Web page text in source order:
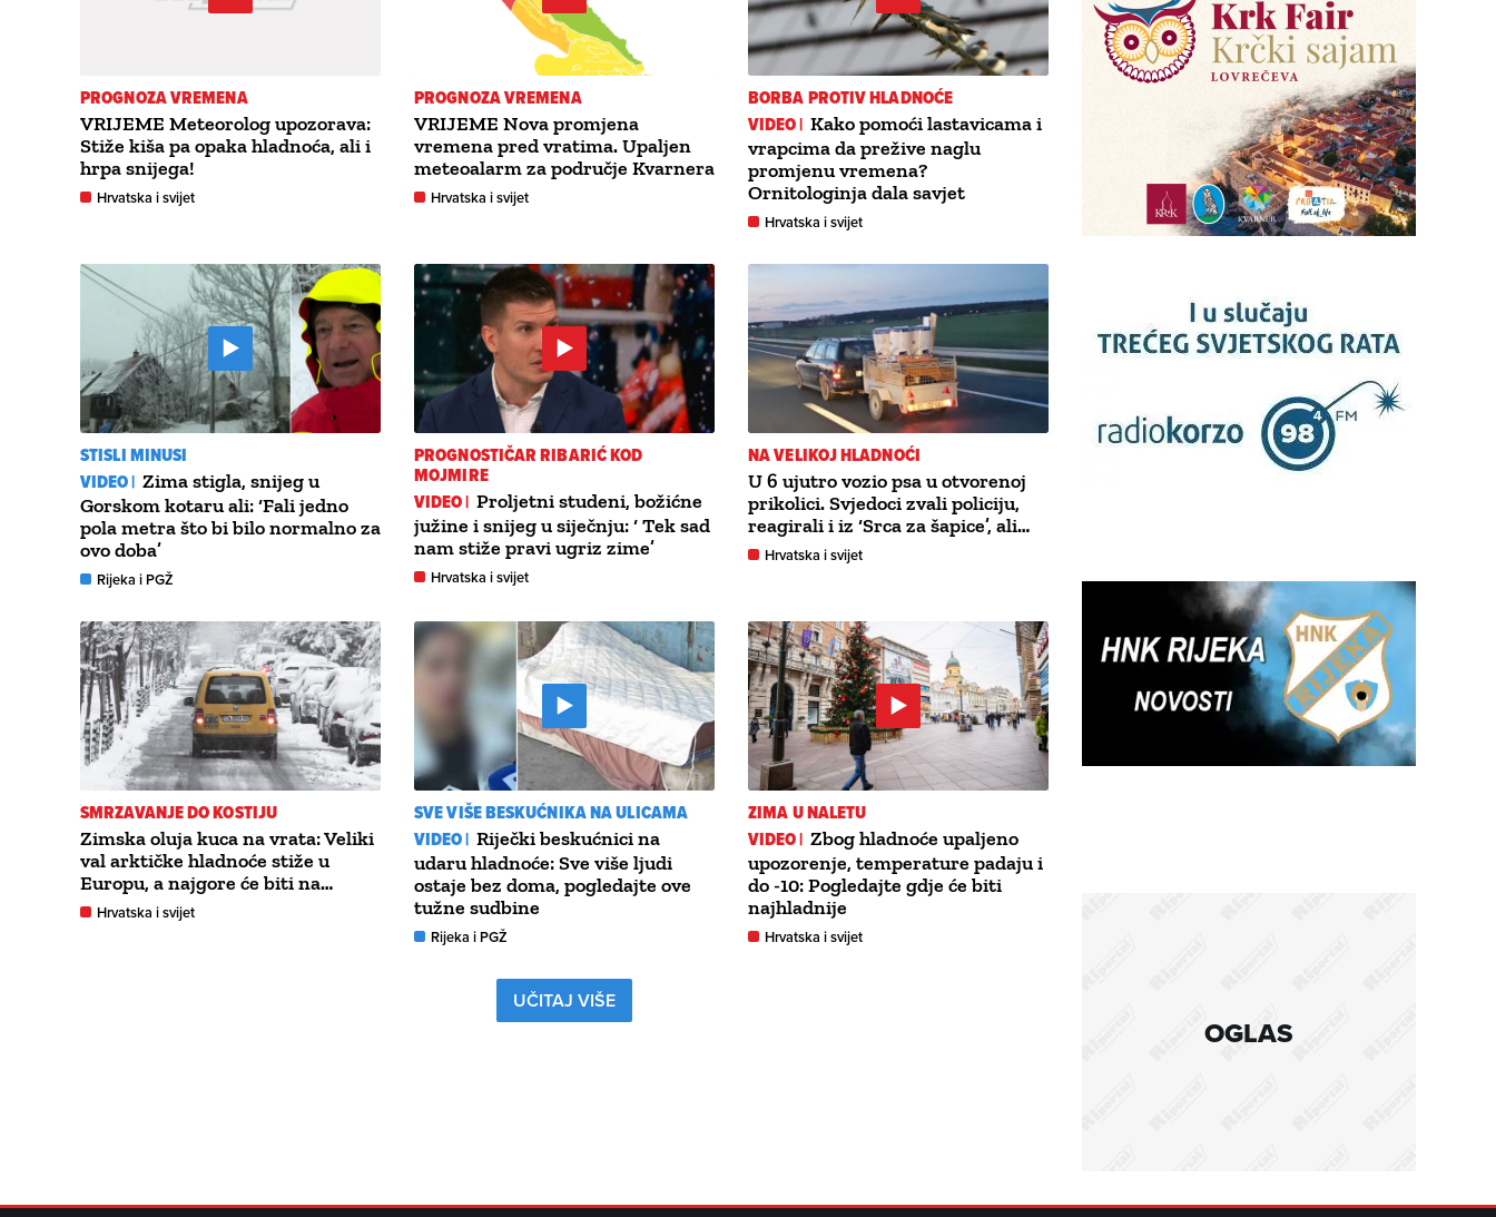
PROGNOZA VREMENA
VRIJEME Meteorolog upozorava:
Stiže kiša pa opaka hladnoća, ali i
hrpa snijega!
Hrvatska i svijet
PROGNOZA VREMENA
VRIJEME Nova promjena
vremena pred vratima. Upaljen
meteoalarm za područje Kvarnera
Hrvatska i svijet
BORBA PROTIV HLADNOĆE
VIDEO | Kako pomoći lastavicama i
vrapcima da prežive naglu
promjenu vremena?
Ornitologinja dala savjet
Hrvatska i svijet
STISLI MINUSI
VIDEO | Zima stigla, snijeg u
Gorskom kotaru ali: ‘Fali jedno
pola metra što bi bilo normalno za
ovo doba’
Rijeka i PGŽ
PROGNOSTIČAR RIBARIĆ KOD
MOJMIRE
VIDEO | Proljetni studeni, božićne
južine i snijeg u siječnju: ‘ Tek sad
nam stiže pravi ugriz zime’
Hrvatska i svijet
NA VELIKOJ HLADNOĆI
U 6 ujutro vozio psa u otvorenoj
prikolici. Svjedoci zvali policiju,
reagirali i iz ‘Srca za šapice’, ali…
Hrvatska i svijet
SMRZAVANJE DO KOSTIJU
Zimska oluja kuca na vrata: Veliki
val arktičke hladnoće stiže u
Europu, a najgore će biti na…
Hrvatska i svijet
SVE VIŠE BESKUĆNIKA NA ULICAMA
VIDEO | Riječki beskućnici na
udaru hladnoće: Sve više ljudi
ostaje bez doma, pogledajte ove
tužne sudbine
Rijeka i PGŽ
ZIMA U NALETU
VIDEO | Zbog hladnoće upaljeno
upozorenje, temperature padaju i
do -10: Pogledajte gdje će biti
najhladnije
Hrvatska i svijet
UČITAJ VIŠE
OGLAS